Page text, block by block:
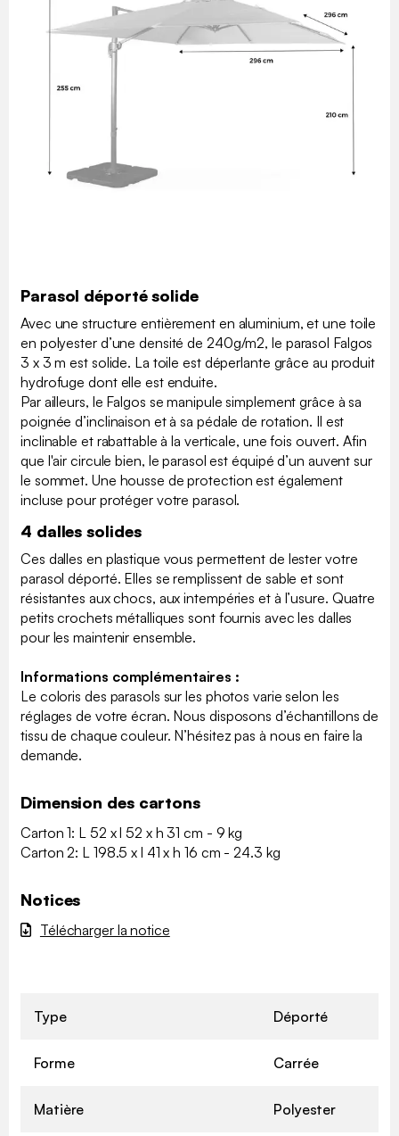
Parasol déporté solide
Avec une structure entièrement en aluminium, et une toile
en polyester d’une densité de 240g/m2, le parasol Falgos
3 x 3 m est solide. La toile est déperlante grâce au produit
hydrofuge dont elle est enduite.
Par ailleurs, le Falgos se manipule simplement grâce à sa
poignée d’inclinaison et à sa pédale de rotation. Il est
inclinable et rabattable à la verticale, une fois ouvert. Afin
que l'air circule bien, le parasol est équipé d’un auvent sur
le sommet. Une housse de protection est également
incluse pour protéger votre parasol.
4 dalles solides
Ces dalles en plastique vous permettent de lester votre
parasol déporté. Elles se remplissent de sable et sont
résistantes aux chocs, aux intempéries et à l’usure. Quatre
petits crochets métalliques sont fournis avec les dalles
pour les maintenir ensemble.
Informations complémentaires :
Le coloris des parasols sur les photos varie selon les
réglages de votre écran. Nous disposons d’échantillons de
tissu de chaque couleur. N’hésitez pas à nous en faire la
demande.
Dimension des cartons
Carton 1: L 52 x l 52 x h 31 cm - 9 kg
Carton 2: L 198.5 x l 41 x h 16 cm - 24.3 kg
Notices
Télécharger la notice
Type Déporté
Forme Carrée
Matière Polyester